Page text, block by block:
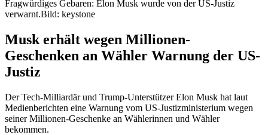
Fragwürdiges Gebaren: Elon Musk wurde von der US-Justiz
verwarnt.Bild: keystone
Musk erhält wegen Millionen-
Geschenken an Wähler Warnung der US-
Justiz
Der Tech-Milliardär und Trump-Unterstützer Elon Musk hat laut
Medienberichten eine Warnung vom US-Justizministerium wegen
seiner Millionen-Geschenke an Wählerinnen und Wähler
bekommen.